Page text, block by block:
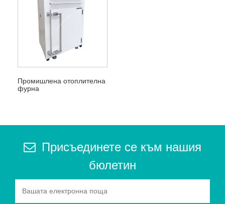
Промишлена отоплителна
фурна
Присъединете се към нашия
бюлетин